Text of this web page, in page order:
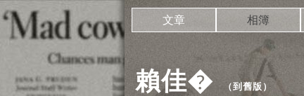
賴佳� （到舊版 ）
文章 相簿